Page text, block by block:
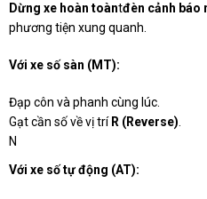
Dừng xe hoàn toàntđèn cảnh báo
phương tiện xung quanh.
Với xe số sàn (MT):
Đạp côn và phanh cùng lúc.
Gạt cần số về vị trí R (Reverse)
N
Với xe số tự động (AT):